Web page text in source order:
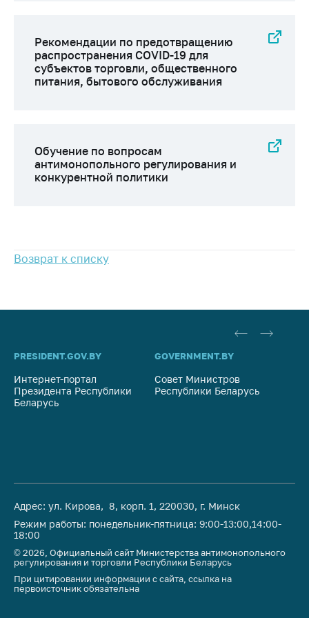
Сообщить о росте
цен
Ценообразование
на лекарственные
медицинскую
технику
Решение Комиссии
антимонопольного
предупреждения
обсуждение
Маркировка
товаров
предотвращению
COVID-19 для
субъектов торговли,
общественного
питания, бытового
обслуживания
Обучение по
Рекомендации по предотвращению
распространения COVID-19 для
субъектов торговли, общественного
питания, бытового обслуживания
Обучение по вопросам
антимонопольного регулирования и
конкурентной политики
Возврат к списку
PRESIDENT.GOV.BY
Интернет-портал
Президента Республики
Беларусь
GOVERNMENT.BY
Совет Министров
Республики Беларусь
Адрес: ул. Кирова, 8, корп. 1, 220030, г. Минск
Режим работы: понедельник-пятница: 9:00-13:00,14:00-
18:00
© 2026, Официальный сайт Министерства антимонопольного
регулирования и торговли Республики Беларусь
При цитировании информации с сайта, ссылка на
первоисточник обязательна